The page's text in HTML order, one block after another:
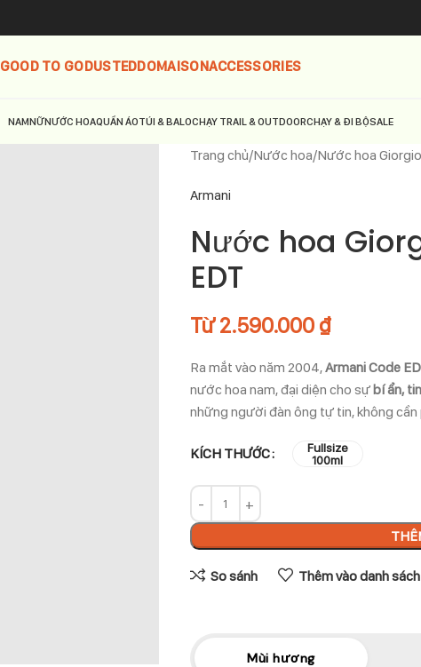
GOOD TO GODUSTEDDOMAISONACCESSORIES
NAMNỮNƯỚC HOAQUẦN ÁOTÚI & BALOCHẠY TRAIL & OUTDOORCHẠY & ĐI BỘSALE
Trang chủ Nước hoa Nước hoa
Armani
Nước hoa
EDT
Từ2.590.000 ₫
Ra mắt vào năm 2004,Armani Code
nước hoa nam, đại diện cho sựbí ẩn,
những người đàn ông tự tin, không
KÍCH THƯỚC
Fullsize
100ml
So sánh Thêm vào danh
Mùi hương